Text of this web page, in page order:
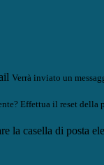
Verrà inviato un
Effettua il reset della
la casella di posta